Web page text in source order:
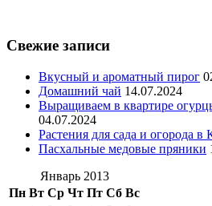
Свежие записи
Вкусный и ароматный пирог
Домашний чай 14.07.2024
Выращиваем в квартире
04.07.2024
Растения для сада и огорода в
Пасхальные медовые пряники
Январь 2013
Пн Вт Ср Чт Пт Сб Вс